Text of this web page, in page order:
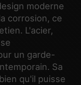
moderne
corrosion, ce
L'acier,
un garde-
Sa
qu'il puisse